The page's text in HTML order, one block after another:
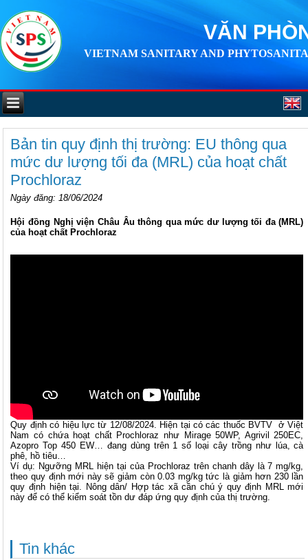
VĂN
VIETNAM SANITARY AND
Bản tin quy định thị trường: EU thông qua
mức dư lượng tối đa (MRL) của hoạt chất
Prochloraz
Ngày đăng: 18/06/2024
Hội đồng Nghị viện Châu Âu thông qua mức dư lượng tối đa (MRL)
của hoạt chất Prochloraz
Quy định có hiệu lực từ 12/08/2024. Hiện tại có các thuốc BVTV ở Việt
Nam có chứa hoạt chất Prochloraz như Mirage 50WP, Agrivil 250EC,
Azopro Top 450 EW… đang dùng trên 1 số loại cây trồng như lúa, cà
phê, hồ tiêu…
Ví dụ: Ngưỡng MRL hiện tại của Prochloraz trên chanh dây là 7 mg/kg,
theo quy định mới này sẽ giảm còn 0.03 mg/kg tức là giảm hơn 230 lần
quy định hiện tại. Nông dân/ Hợp tác xã cần chú ý quy định MRL mới
này để có thể kiểm soát tồn dư đáp ứng quy định của thị trường.
Tin khác